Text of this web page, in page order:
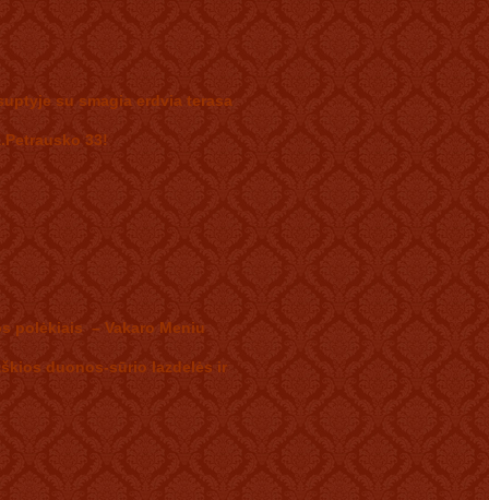
su smagia erdvia terasa
33!
polėkiais – Vakaro Meniu
duonos-sūrio lazdelės ir